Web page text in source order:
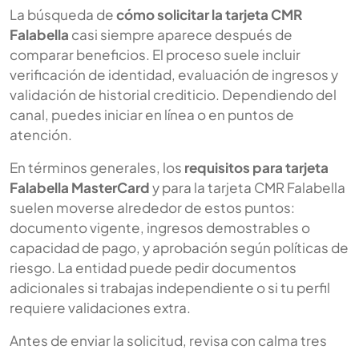
La búsqueda decómo solicitar la tarjeta CMR
Falabella casi siempre aparece después de
comparar beneficios. El proceso suele incluir
verificación de identidad, evaluación de ingresos y
validación de historial crediticio. Dependiendo del
canal, puedes iniciar en línea o en puntos de
atención.
En términos generales, los requisitos para tarjeta
Falabella MasterCardy para la tarjeta CMR Falabella
suelen moverse alrededor de estos puntos:
documento vigente, ingresos demostrables o
capacidad de pago, y aprobación según políticas de
riesgo. La entidad puede pedir documentos
adicionales si trabajas independiente o si tu perfil
requiere validaciones extra.
Antes de enviar la solicitud, revisa con calma tres